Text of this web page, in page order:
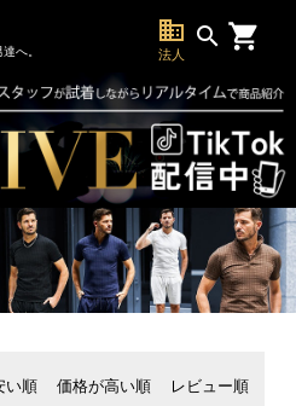
へ。
business
法人
search
い順 価格が高い順 レビュー順